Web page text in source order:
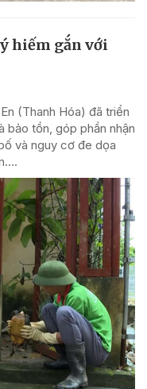
hiếm gắn với
(Thanh Hóa) đã triển
bảo tồn, góp phần nhận
và nguy cơ đe dọa